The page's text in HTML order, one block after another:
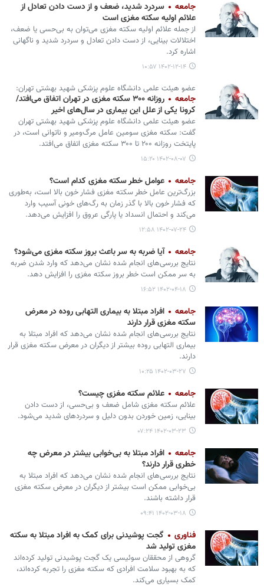
جامعه
سردرد شدید، ضعف و از دست دادن تعادل از
علائم اولیه سکته مغزی است
از جمله علائم اولیه سکته مغزی می‌توان به بی‌حسی یا ضعف،
اختلالات بینایی، از دست دادن تعادل و سردرد شدید و ناگهانی
اشاره کرد.
۱۴۰۲-۱۲-۱۴ ۱۰:۵۷
عضو هیئت علمی دانشگاه علوم پزشکی شهید بهشتی تهران:
جامعه
روزانه ۳۰۰ سکته مغزی در تهران اتفاق می‌افتد/
کرونا یکی از علل این بیماری در سال‌های اخیر
عضو هیئت علمی دانشگاه علوم پزشکی شهید بهشتی تهران
گفت: سکته مغزی سومین عامل مرگ‌ومیر و ناتوانی است، در
پایتخت روزانه ۲۰۰ تا ۳۰۰ سکته مغزی اتفاق می‌افتد.
۱۴۰۲-۰۸-۰۷ ۱۵:۲۰
جامعه عوامل خطر سکته مغزی کدام است؟
بزرگ‌ترین عامل خطر سکته مغزی فشار خون بالا است، به‌طوری
که فشار خون بالا با گذر زمان به رگ‌های خونی آسیب وارد
می‌کند و احتمال انسداد یا پارگی عروق را افزایش می‌دهد.
۱۴۰۲-۰۷-۲۴ ۱۲:۵۸
جامعه آیا ضربه به سر باعث بروز سکته مغزی می‌شود؟
نتایج بررسی‌های انجام شده نشان می‌دهد که وارد شدن ضربه
به سر ممکن است خطر بروز سکته مغزی را افزایش دهد.
۱۴۰۲-۰۴-۱۸ ۱۶:۵۲
جامعه
افراد مبتلا به بیماری التهابی روده در معرض
سکته مغزی قرار دارند
نتایج بررسی‌های انجام شده نشان می‌دهد که افراد مبتلا به
بیماری التهابی روده بیشتر از دیگران در معرض سکته مغزی قرار
دارند.
۱۴۰۲-۰۳-۲۷ ۱۰:۲۵
جامعه علائم سکته مغزی چیست؟
علائم سکته مغزی شامل ضعف و بی‌حسی، از دست دادن
بینایی، زمین خوردن بدون دلیل و سردردهای شدید می‌‎شود.
۱۴۰۲-۰۳-۲۳ ۰۷:۲۴
جامعه
افراد مبتلا به بی‌خوابی بیشتر در معرض چه
خطری قرار دارند؟
نتایج بررسی‌های انجام شده نشان می‌دهد که افراد مبتلا به
بی‌خوابی ممکن است بیشتر از دیگران در معرض سکته مغزی
قرار داشته باشند.
۱۴۰۲-۰۳-۱۸ ۰۹:۴۱
فناوری
گجت پوشیدنی برای کمک به افراد مبتلا به سکته
مغزی تولید شد
گروهی از محققان سوئیسی یک گجت پوشیدنی تولید کرده‌اند
که به بهبود سلامت افرادی که سکته مغزی را تجربه کرده‌اند،
کمک بسیاری می‌کند.